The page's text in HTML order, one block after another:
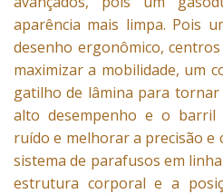
aparência mais limpa. Pois
desenho ergonômico,
maximizar a mobilidade, um
gatilho de lâmina para
alto desempenho e o
ruído e melhorar a precisão e
sistema de parafusos em
estrutura corporal e a